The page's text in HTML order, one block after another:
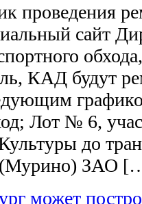
проведения
сайт
КАД будут
Лот № 6,
до
(Мурино) ЗАО
может